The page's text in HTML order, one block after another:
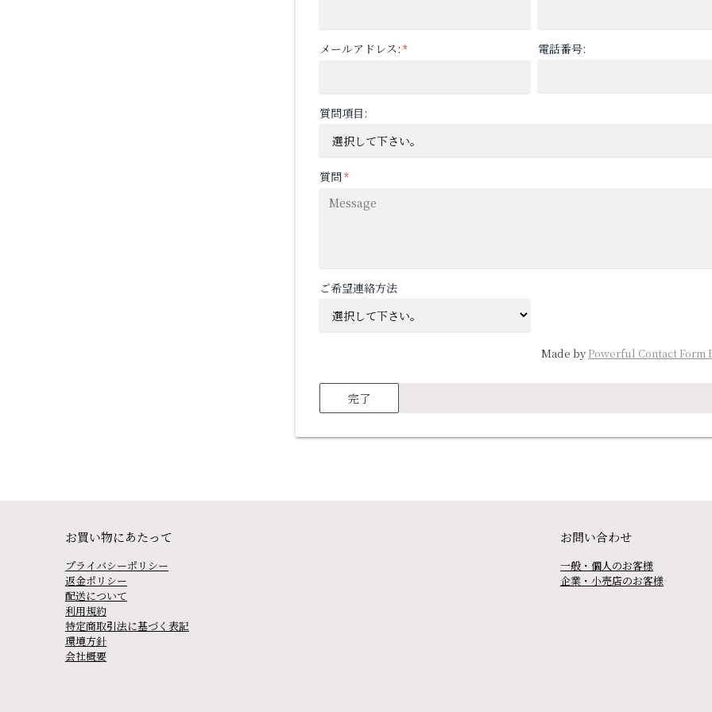
メールアドレス: * 電話番号:
質問項目:
質問*
ご希望連絡方法
Made byPowerful Contact Form
完了
お買い物にあたって
プライバシーポリシー
返金ポリシー
配送について
利用規約
特定商取引法に基づく表記
環境方針
会社概要
お問い合わせ
一般・個人のお客様
企業・小売店のお客様